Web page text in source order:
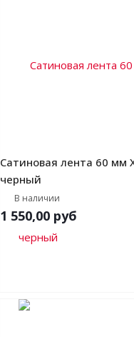
Сатиновая лента 60 мм
черный
В наличии
1 550,00 руб